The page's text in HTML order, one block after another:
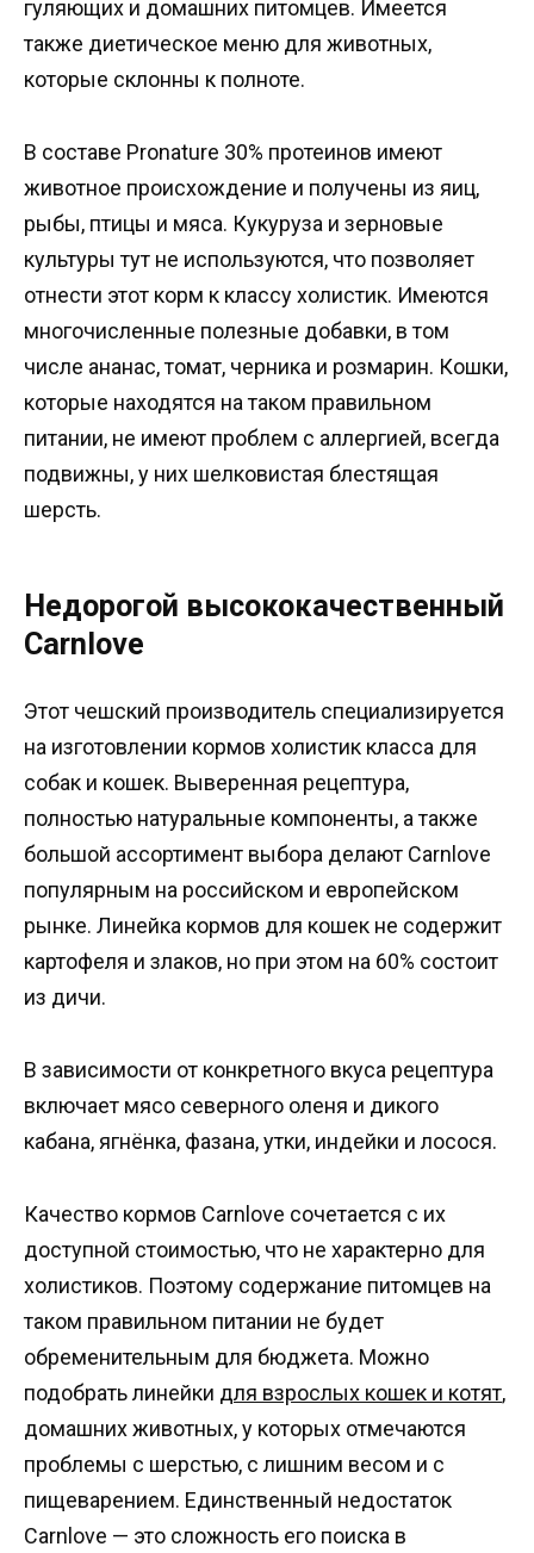
гуляющих и домашних питомцев. Имеется
также диетическое меню для животных,
которые склонны к полноте.
В составе Pronature 30% протеинов имеют
животное происхождение и получены из яиц,
рыбы, птицы и мяса. Кукуруза и зерновые
культуры тут не используются, что позволяет
отнести этот корм к классу холистик. Имеются
многочисленные полезные добавки, в том
числе ананас, томат, черника и розмарин. Кошки,
которые находятся на таком правильном
питании, не имеют проблем с аллергией, всегда
подвижны, у них шелковистая блестящая
шерсть.
Недорогой высококачественный
Carnlove
Этот чешский производитель специализируется
на изготовлении кормов холистик класса для
собак и кошек. Выверенная рецептура,
полностью натуральные компоненты, а также
большой ассортимент выбора делают Carnlove
популярным на российском и европейском
рынке. Линейка кормов для кошек не содержит
картофеля и злаков, но при этом на 60% состоит
из дичи.
В зависимости от конкретного вкуса рецептура
включает мясо северного оленя и дикого
кабана, ягнёнка, фазана, утки, индейки и лосося.
Качество кормов Carnlove сочетается с их
доступной стоимостью, что не характерно для
холистиков. Поэтому содержание питомцев на
таком правильном питании не будет
обременительным для бюджета. Можно
подобрать линейки для взрослых кошек и котят,
домашних животных, у которых отмечаются
проблемы с шерстью, с лишним весом и с
пищеварением. Единственный недостаток
Carnlove — это сложность его поиска в